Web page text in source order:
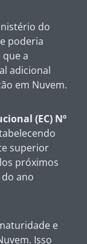
do
poderia
a
adicional
em Nuvem.
(EC) Nº
superior
próximos
ano
e
Isso